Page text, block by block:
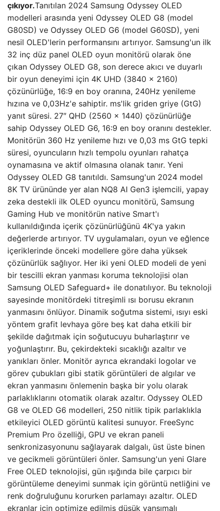
çıkıyor.Tanıtılan 2024 Samsung Odyssey OLED
modelleri arasında yeni Odyssey OLED G8 (model
G80SD) ve Odyssey OLED G6 (model G60SD), yeni
nesil OLED'lerin performansını artırıyor. Samsung'un ilk
32 inç düz panel OLED oyun monitörü olarak öne
çıkan Odyssey OLED G8, son derece akıcı ve duyarlı
bir oyun deneyimi için 4K UHD (3840 x 2160)
çözünürlüğe, 16:9 en boy oranına, 240Hz yenileme
hızına ve 0,03Hz'e sahiptir. ms'lik griden griye (GtG)
yanıt süresi. 27″ QHD (2560 x 1440) çözünürlüğe
sahip Odyssey OLED G6, 16:9 en boy oranını destekler.
Monitörün 360 Hz yenileme hızı ve 0,03 ms GtG tepki
süresi, oyuncuların hızlı tempolu oyunları rahatça
oynamasına ve aktif olmasına olanak tanır. Yeni
Odyssey OLED G8 tanıtıldı. Samsung'un 2024 model
8K TV ürününde yer alan NQ8 AI Gen3 işlemcili, yapay
zeka destekli ilk OLED oyuncu monitörü, Samsung
Gaming Hub ve monitörün native Smart'ı
kullanıldığında içerik çözünürlüğünü 4K'ya yakın
değerlerde artırıyor. TV uygulamaları, oyun ve eğlence
içeriklerinde önceki modellere göre daha yüksek
çözünürlük sağlıyor. Her iki yeni OLED modeli de yeni
bir tescilli ekran yanması koruma teknolojisi olan
Samsung OLED Safeguard+ ile donatılıyor. Bu teknoloji
sayesinde monitördeki titreşimli ısı borusu ekranın
yanmasını önlüyor. Dinamik soğutma sistemi, ısıyı eski
yöntem grafit levhaya göre beş kat daha etkili bir
şekilde dağıtmak için soğutucuyu buharlaştırır ve
yoğunlaştırır. Bu, çekirdekteki sıcaklığı azaltır ve
yanıkları önler. Monitör ayrıca ekrandaki logolar ve
görev çubukları gibi statik görüntüleri de algılar ve
ekran yanmasını önlemenin başka bir yolu olarak
parlaklıklarını otomatik olarak azaltır. Odyssey OLED
G8 ve OLED G6 modelleri, 250 nitlik tipik parlaklıkla
etkileyici OLED görüntü kalitesi sunuyor. FreeSync
Premium Pro özelliği, GPU ve ekran paneli
senkronizasyonunu sağlayarak dalgalı, üst üste binen
ve gecikmeli görüntüleri önler. Samsung'un yeni Glare
Free OLED teknolojisi, gün ışığında bile çarpıcı bir
görüntüleme deneyimi sunmak için görüntü netliğini ve
renk doğruluğunu korurken parlamayı azaltır. OLED
ekranlar için optimize edilmiş düşük yansımalı